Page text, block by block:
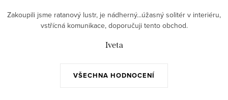
VŠECHNA HODNOCENÍ
Zakoupili jsme ratanový lustr, je nádherný...úžasný solitér v interiéru,
vstřícná komunikace, doporučuji tento obchod.
Iveta